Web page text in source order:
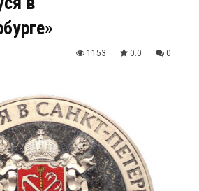
1153 0.0 0